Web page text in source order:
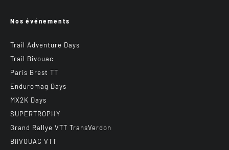
Nos événements
Trail Adventure Days
Trail Bivouac
Paris Brest TT
Enduromag Days
MX2K Days
SUPERTROPHY
Grand Rallye VTT TransVerdon
BiiVOUAC VTT